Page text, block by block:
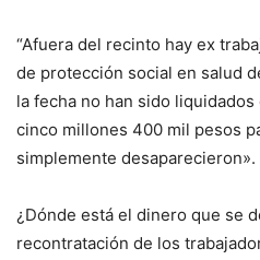
“Afuera del recinto hay ex
de protección social en salud
la fecha no han sido
cinco millones 400 mil pesos
simplemente desaparecieron».
¿Dónde está el dinero que se
recontratación de los